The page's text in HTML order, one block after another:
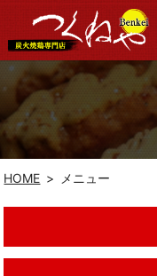
HOME メニュー